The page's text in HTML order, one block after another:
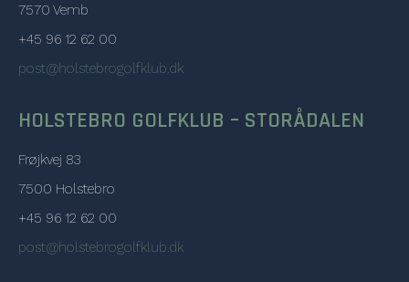
7570 Vemb
+45 96 12 62 00
post@holstebrogolfklub.dk
HOLSTEBRO GOLFKLUB – STORÅDALEN
Frøjkvej 83
7500 Holstebro
+45 96 12 62 00
post@holstebrogolfklub.dk